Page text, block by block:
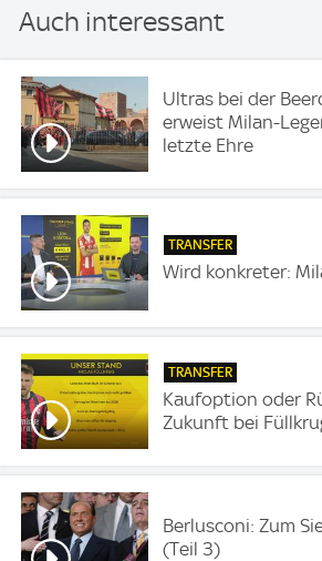
Auch interessant
Ultras bei der
erweist Milan-
letzte Ehre
TRANSFER
Wird konkreter:
TRANSFER
Kaufoption oder
Zukunft bei
Berlusconi: Zum
(Teil 3)